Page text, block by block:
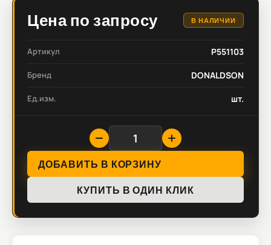
Цена по запросу В НАЛИЧИИ
Артикул P551103
Бренд DONALDSON
Ед.изм. шт.
ДОБАВИТЬ В КОРЗИНУ
КУПИТЬ В ОДИН КЛИК